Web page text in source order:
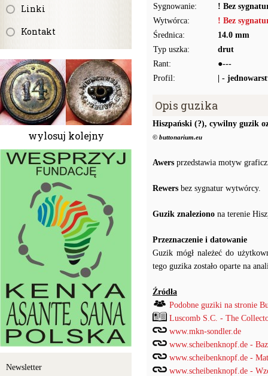
Linki
Kontakt
wylosuj kolejny
Newsletter
Sygnowanie:
! Bez
Wytwórca:
! Bez
Średnica:
14.0 mm
Typ uszka:
drut
Rant:
●---
Profil:
| -
Opis guzika
Hiszpański (?), cywilny guzik
© buttonarium.eu
Awers przedstawia motyw
Rewers bez sygnatur wytwórcy.
Guzik znaleziono na terenie
Przeznaczenie i datowanie
Guzik mógł należeć do
tego guzika zostało oparte na
Źródła
Podobne guziki na stronie
Luscomb S.C. - The
www.mkn-sondler.de
www.scheibenknopf.de -
www.scheibenknopf.de -
www.scheibenknopf.de -